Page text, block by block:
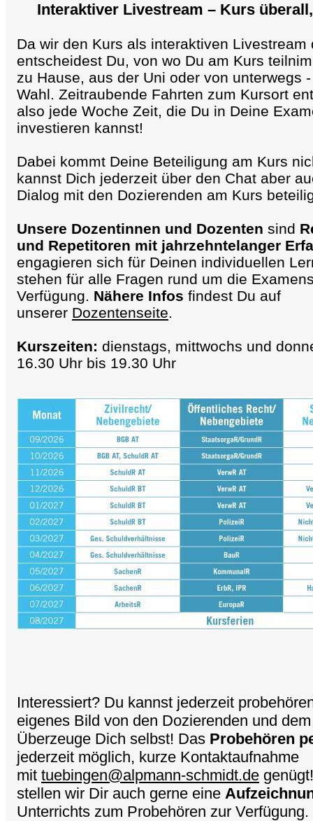
Interaktiver Livestream – Kurs
Da wir den Kurs als interaktiven Livestream
entscheidest Du, von wo Du am Kurs
zu Hause, aus der Uni oder von unterwegs
Wahl. Zeitraubende Fahrten zum Kursort
also jede Woche Zeit, die Du in Deine
investieren kannst!
Dabei kommt Deine Beteiligung am Kurs
kannst Dich jederzeit über den Chat aber
Dialog mit den Dozierenden am Kurs
Unsere Dozentinnen und Dozenten sind
und Repetitoren mit jahrzehntelanger
engagieren sich für Deinen individuellen
stehen für alle Fragen rund um die
Verfügung. Nähere Infos findest Du auf
unserer Dozentenseite.
Kurszeiten: dienstags, mittwochs und
16.30 Uhr bis 19.30 Uhr
Interessiert? Du kannst jederzeit
eigenes Bild von den Dozierenden und
Überzeuge Dich selbst! Das Probehören
jederzeit möglich, kurze Kontaktaufnahme
mit tuebingen@alpmann-schmidt.de
stellen wir Dir auch gerne eine
Unterrichts zum Probehören zur Verfügung.